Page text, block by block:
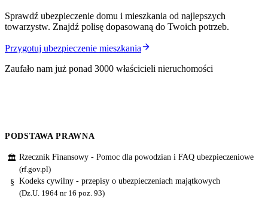
Sprawdź ubezpieczenie domu i mieszkania od najlepszych
towarzystw. Znajdź polisę dopasowaną do Twoich potrzeb.
Przygotuj ubezpieczenie mieszkania
Zaufało nam już ponad 3000 właścicieli nieruchomości
PODSTAWA PRAWNA
🏛 Rzecznik Finansowy - Pomoc dla powodzian i FAQ ubezpieczeniowe
(rf.gov.pl)
§ Kodeks cywilny - przepisy o ubezpieczeniach majątkowych
(Dz.U. 1964 nr 16 poz. 93)